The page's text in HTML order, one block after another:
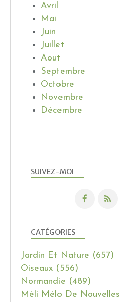
SUIVEZ-MOI
CATÉGORIES
Jardin Et Nature (657)
Oiseaux (556)
Normandie (489)
Méli Mélo De Nouvelles
Avril
Mai
Juin
Juillet
Aout
Septembre
Octobre
Novembre
Décembre